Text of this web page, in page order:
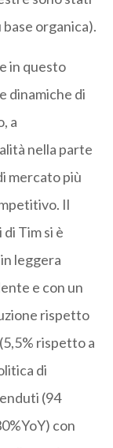
base organica).
in questo
dinamiche di
a
nella parte
mercato più
Il
Tim si è
leggera
e con un
rispetto
rispetto a
di
(94
con